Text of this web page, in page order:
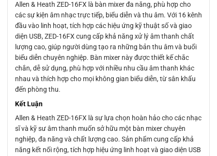
Allen & Heath ZED-16FX là bàn mixer đa năng, phù hợp cho
các sự kiện âm nhạc trực tiếp, biểu diễn và thu âm. Với 16 kênh
đầu vào linh hoạt, tích hợp các hiệu ứng kỹ thuật số và giao
diện USB, ZED-16FX cung cấp khả năng xử lý âm thanh chất
lượng cao, giúp người dùng tạo ra những bản thu âm và buổi
biểu diễn chuyên nghiệp. Bàn mixer này được thiết kế chắc
chắn, dễ sử dụng, phù hợp với nhiều nhu cầu âm thanh khác
nhau và thích hợp cho mọi không gian biểu diễn, từ sân khấu
đến phòng thu.
Kết Luận
Allen & Heath ZED-16FX là sự lựa chọn hoàn hảo cho các nhạc
sĩ và kỹ sư âm thanh muốn sở hữu một bàn mixer chuyên
nghiệp, đa năng và chất lượng cao. Sản phẩm cung cấp khả
năng kết nối rộng, tích hợp hiệu ứng linh hoạt và giao diện USB